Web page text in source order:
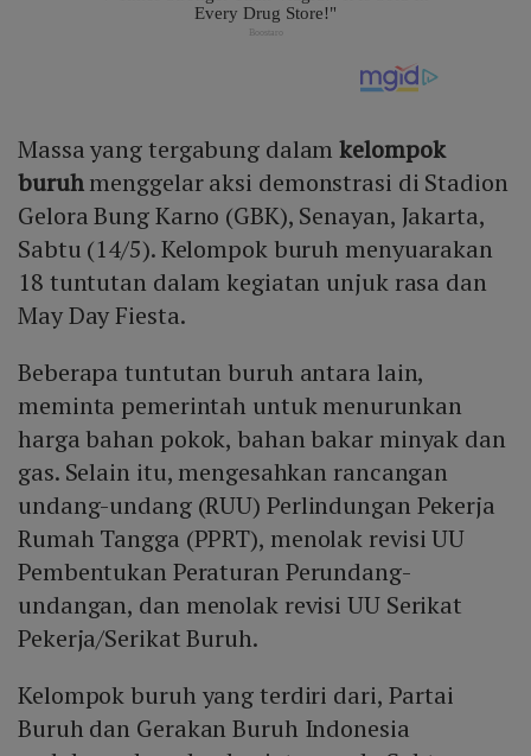
Massa yang tergabung dalamkelompok
buruhmenggelar aksi demonstrasi di Stadion
Gelora Bung Karno (GBK), Senayan, Jakarta,
Sabtu (14/5). Kelompok buruh menyuarakan
18 tuntutan dalam kegiatan unjuk rasa dan
May Day Fiesta.
Beberapa tuntutan buruh antara lain,
meminta pemerintah untuk menurunkan
harga bahan pokok, bahan bakar minyak dan
gas. Selain itu, mengesahkan rancangan
undang-undang (RUU) Perlindungan Pekerja
Rumah Tangga (PPRT), menolak revisi UU
Pembentukan Peraturan Perundang-
undangan, dan menolak revisi UU Serikat
Pekerja/Serikat Buruh.
Kelompok buruh yang terdiri dari, Partai
Buruh dan Gerakan Buruh Indonesia